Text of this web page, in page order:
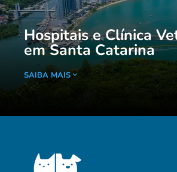
Hospitais e Clínica
em Santa Catarina
SAIBA MAIS